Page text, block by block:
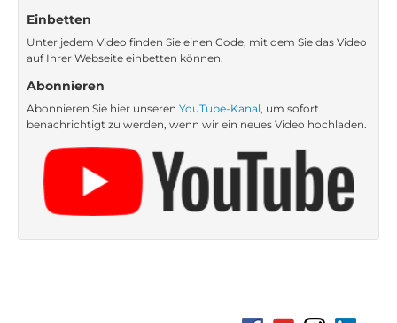
Einbetten
Unter jedem Video finden Sie einen Code, mit dem Sie das Video
auf Ihrer Webseite einbetten können.
Abonnieren
Abonnieren Sie hier unseren YouTube-Kanal, um sofort
benachrichtigt zu werden, wenn wir ein neues Video hochladen.